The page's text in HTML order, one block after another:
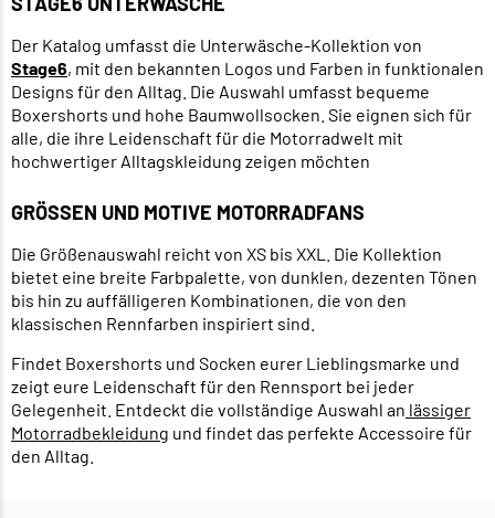
Der Katalog umfasst die Unterwäsche-Kollektion von
Stage6, mit den bekannten Logos und Farben in funktionalen
Designs für den Alltag. Die Auswahl umfasst bequeme
Boxershorts und hohe Baumwollsocken. Sie eignen sich für
alle, die ihre Leidenschaft für die Motorradwelt mit
hochwertiger Alltagskleidung zeigen möchten
GRÖSSEN UND MOTIVE MOTORRADFANS
Die Größenauswahl reicht von XS bis XXL. Die Kollektion
bietet eine breite Farbpalette, von dunklen, dezenten Tönen
bis hin zu auffälligeren Kombinationen, die von den
klassischen Rennfarben inspiriert sind.
Findet Boxershorts und Socken eurer Lieblingsmarke und
zeigt eure Leidenschaft für den Rennsport bei jeder
Gelegenheit. Entdeckt die vollständige Auswahl an lässiger
Motorradbekleidung und findet das perfekte Accessoire für
den Alltag.